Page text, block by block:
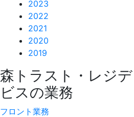
2023
2022
2021
2020
2019
森トラスト・レジ
ビスの業務
フロント業務